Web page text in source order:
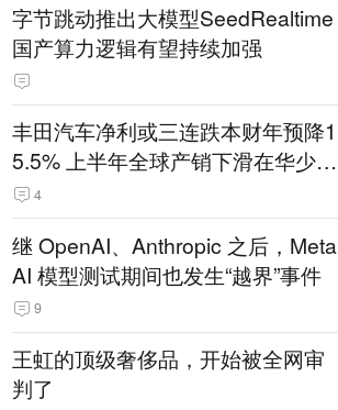
字节跳动推出大模型SeedRealtime
国产算力逻辑有望持续加强
丰田汽车净利或三连跌本财年预降1
5.5% 上半年全球产销下滑在华少卖
14.3万辆
4
继 OpenAI、Anthropic 之后，Meta
AI 模型测试期间也发生“越界”事件
9
王虹的顶级奢侈品，开始被全网审
判了